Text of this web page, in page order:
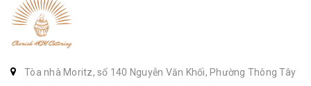
Tòa nhà Moritz, số 140 Nguyễn Văn Khối, Phường Thông Tây